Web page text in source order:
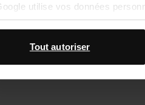
utilise vos données
Tout autoriser